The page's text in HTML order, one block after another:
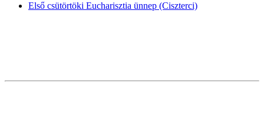
Első csütörtöki Eucharisztia ünnep (Ciszterci)